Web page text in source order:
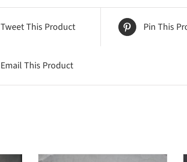
Tweet This Product Pin This
Email This Product